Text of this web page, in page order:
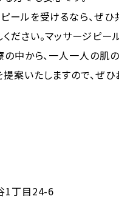
ールを受けるなら、ぜ
ださい。マッサージピー
の中から、一人一人の肌
案いたしますので、ぜ
1丁目24-6